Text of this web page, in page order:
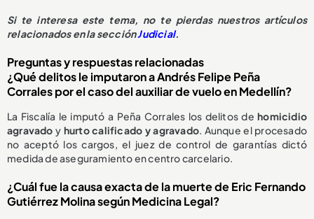
Si te interesa este tema, no te pierdas nuestros artículos
relacionados en la secciónJudicial.
Preguntas y respuestas relacionadas
¿Qué delitos le imputaron a Andrés Felipe Peña
Corrales por el caso del auxiliar de vuelo en Medellín?
La Fiscalía le imputó a Peña Corrales los delitos dehomicidio
agravado y hurto calificado y agravado. Aunque el procesado
no aceptó los cargos, el juez de control de garantías dictó
medida de aseguramiento en centro carcelario.
¿Cuál fue la causa exacta de la muerte de Eric Fernando
Gutiérrez Molina según Medicina Legal?